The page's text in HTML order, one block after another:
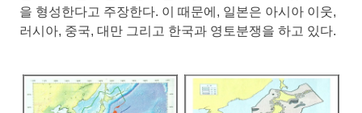
을 형성한다고 주장한다. 이 때문에, 일본은 아시아 이웃,
러시아, 중국, 대만 그리고 한국과 영토분쟁을 하고 있다.